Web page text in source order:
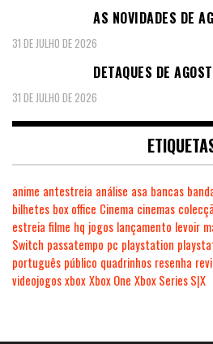
AS NOVIDADES DE
31 DE JULHO DE 2026
DETAQUES DE
31 DE JULHO DE 2026
anime antestreia análise asa bancas
bilhetes box office Cinema cinemas
estreia filme hq jogos lançamento levoir
Switch passatempo pc playstation
português público quadrinhos resenha
videojogosxboxXbox One Xbox Series S|X